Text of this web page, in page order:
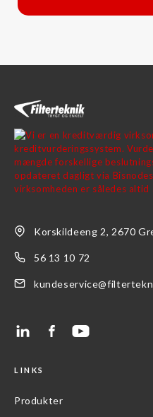
Korskildeeng 2, 2670
56 13 10 72
LINKS
Produkter